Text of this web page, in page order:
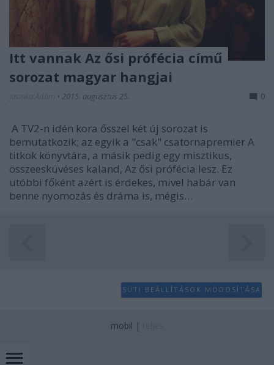
Itt vannak Az ősi prófécia című
sorozat magyar hangjai
• 2015. augusztus 25. 0
A TV2-n idén kora ősszel két új sorozat is
bemutatkozik; az egyik a "csak" csatornapremier A
titkok könyvtára, a másik pedig egy misztikus,
összeesküvéses kaland, Az ősi prófécia lesz. Ez
utóbbi főként azért is érdekes, mivel habár van
benne nyomozás és dráma is, mégis…
SÜTI BEÁLLÍTÁSOK MÓDOSÍTÁSA
mobil |